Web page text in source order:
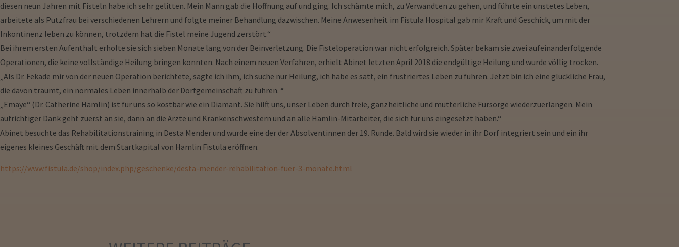
diesen neun Jahren mit Fisteln habe ich sehr gelitten. Mein Mann gab die Hoffnung auf und ging. Ich schämte mich, zu Verwandten zu gehen, und führte ein unstetes Leben,
arbeitete als Putzfrau bei verschiedenen Lehrern und folgte meiner Behandlung dazwischen. Meine Anwesenheit im Fistula Hospital gab mir Kraft und Geschick, um mit der
Inkontinenz leben zu können, trotzdem hat die Fistel meine Jugend zerstört.“
Bei ihrem ersten Aufenthalt erholte sie sich sieben Monate lang von der Beinverletzung. Die Fisteloperation war nicht erfolgreich. Später bekam sie zwei aufeinanderfolgende
Operationen, die keine vollständige Heilung bringen konnten. Nach einem neuen Verfahren, erhielt Abinet letzten April 2018 die endgültige Heilung und wurde völlig trocken.
„Als Dr. Fekade mir von der neuen Operation berichtete, sagte ich ihm, ich suche nur Heilung, ich habe es satt, ein frustriertes Leben zu führen. Jetzt bin ich eine glückliche Frau,
die davon träumt, ein normales Leben innerhalb der Dorfgemeinschaft zu führen. “
„Emaye“ (Dr. Catherine Hamlin) ist für uns so kostbar wie ein Diamant. Sie hilft uns, unser Leben durch freie, ganzheitliche und mütterliche Fürsorge wiederzuerlangen. Mein
aufrichtiger Dank geht zuerst an sie, dann an die Ärzte und Krankenschwestern und an alle Hamlin-Mitarbeiter, die sich für uns eingesetzt haben.“
Abinet besuchte das Rehabilitationstraining in Desta Mender und wurde eine der der Absolventinnen der 19. Runde. Bald wird sie wieder in ihr Dorf integriert sein und ein ihr
eigenes kleines Geschäft mit dem Startkapital von Hamlin Fistula eröffnen.
https://www.fistula.de/shop/index.php/geschenke/desta-mender-rehabilitation-fuer-3-monate.html